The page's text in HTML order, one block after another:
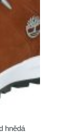
hnědá